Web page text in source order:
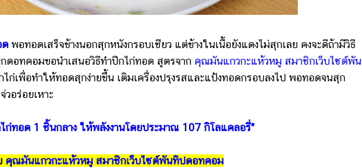
ด พอทอดเสร็จข้างนอกสุกหนังกรอบเชียว แต่ข้างในเนื้อยังแดงไม่สุกเลย คงจะดีถ้ามีวิธี
ดอทคอมขอนำเสนอวิธีทำปีกไก่ทอด สูตรจาก คุณมันแกวกะแห้วหมู สมาชิกเว็บไซต์พัน
ไก่เพื่อทำให้ทอดสุกง่ายขึ้น เติมเครื่องปรุงรสและแป้งทอดกรอบลงไป พอทอดจนสุก
วอร่อยเหาะ
ก่ทอด 1 ชิ้นกลาง ให้พลังงานโดยประมาณ 107 กิโลแคลอรี่"
คุณมันแกวกะแห้วหมู สมาชิกเว็บไซต์พันทิปดอทคอม